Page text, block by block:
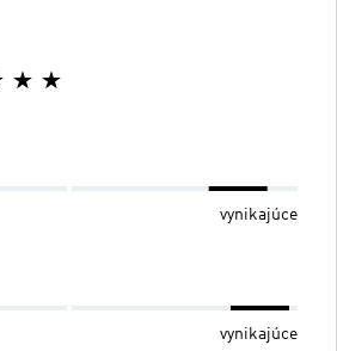
vynikajúce
vynikajúce